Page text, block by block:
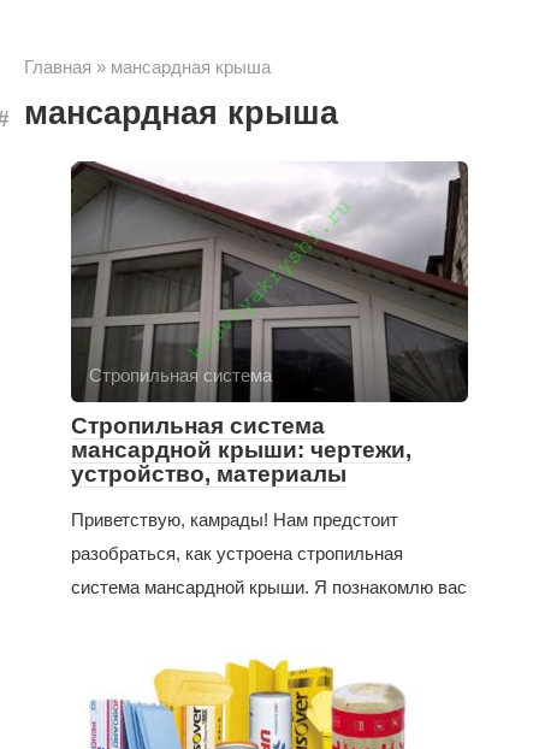
Главная » мансардная крыша
мансардная крыша
Стропильная система
Стропильная система
мансардной крыши: чертежи,
устройство, материалы
Приветствую, камрады! Нам предстоит
разобраться, как устроена стропильная
система мансардной крыши. Я познакомлю вас